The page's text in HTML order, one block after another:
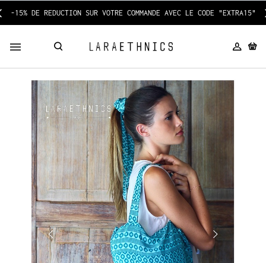
-15% DE REDUCTION SUR VOTRE COMMANDE AVEC LE CODE "EXTRA15"